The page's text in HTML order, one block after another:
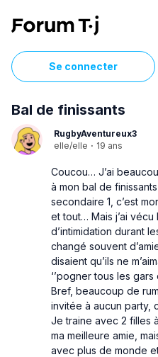
Se connecter
Bal de finissants
RugbyAventureux3
elle/elle · 19 ans
Coucou… J’ai
à mon bal de
secondaire 1, c’est
et tout… Mais j’ai
d’intimidation durant
changé souvent
disaient qu’ils ne
‘’pogner tous les gars
Bref, beaucoup de
invitée à aucun party,
Je traine avec 2 filles
ma meilleure amie,
avec plus de monde